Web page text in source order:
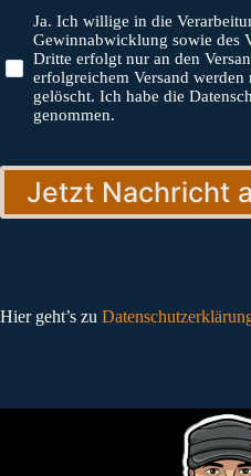
Ja. Ich willige in die
Gewinnabwicklung sowie des
Dritte erfolgt nur an den
erfolgreichem Versand werden
gelöscht. Ich habe die
genommen.
Jetzt Nachricht
Hier geht’s zu